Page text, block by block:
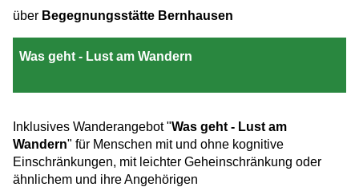
über Begegnungsstätte Bernhausen
Was geht - Lust am Wandern
Inklusives Wanderangebot "Was geht - Lust am
Wandern" für Menschen mit und ohne kognitive
Einschränkungen, mit leichter Geheinschränkung oder
ähnlichem und ihre Angehörigen